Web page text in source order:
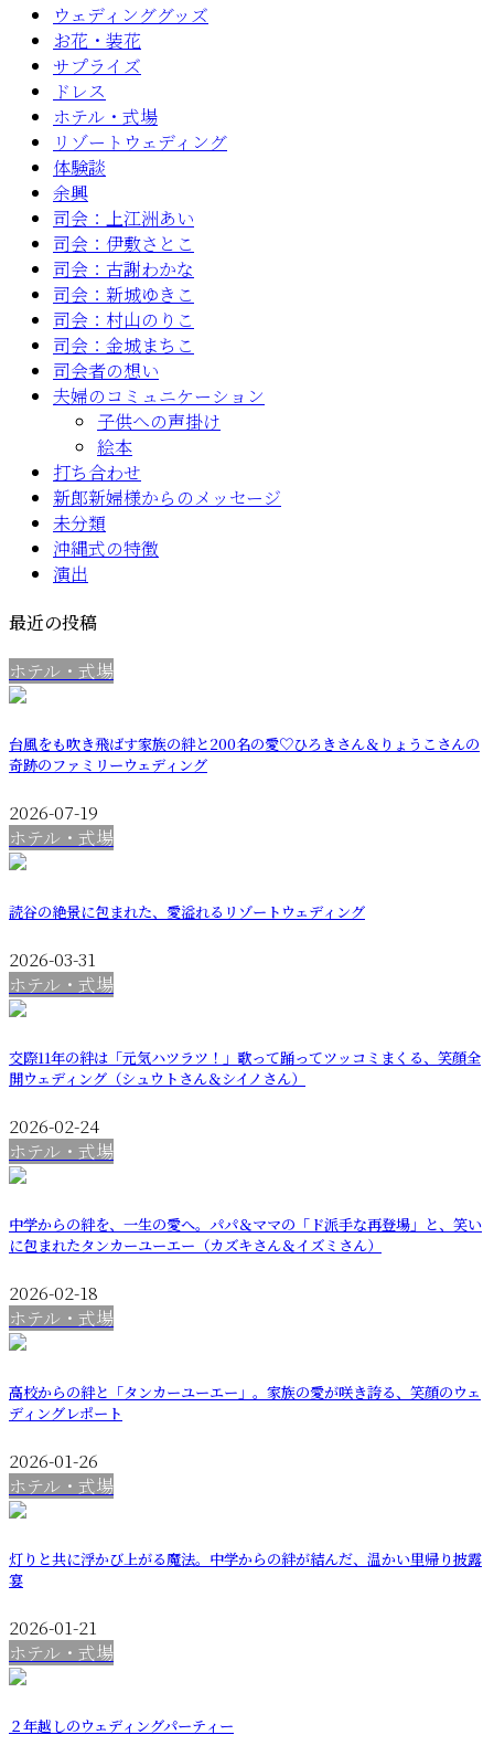
ウェディンググッズ
お花・装花
サプライズ
ドレス
ホテル・式場
リゾートウェディング
体験談
余興
司会：上江洲あい
司会：伊敷さとこ
司会：古謝わかな
司会：新城ゆきこ
司会：村山のりこ
司会：金城まちこ
司会者の想い
夫婦のコミュニケーション
子供への声掛け
絵本
打ち合わせ
新郎新婦様からのメッセージ
未分類
沖縄式の特徴
演出
最近の投稿
ホテル・式場
台風をも吹き飛ばす家族の絆と200名の愛♡ひろきさん＆りょうこさんの
奇跡のファミリーウェディング
2026-07-19
ホテル・式場
読谷の絶景に包まれた、愛溢れるリゾートウェディング
2026-03-31
ホテル・式場
交際11年の絆は「元気ハツラツ！」歌って踊ってツッコミまくる、笑顔全
開ウェディング（シュウトさん＆シイノさん）
2026-02-24
ホテル・式場
中学からの絆を、一生の愛へ。パパ＆ママの「ド派手な再登場」と、笑い
に包まれたタンカーユーエー（カズキさん＆イズミさん）
2026-02-18
ホテル・式場
高校からの絆と「タンカーユーエー」。家族の愛が咲き誇る、笑顔のウェ
ディングレポート
2026-01-26
ホテル・式場
灯りと共に浮かび上がる魔法。中学からの絆が結んだ、温かい里帰り披露
宴
2026-01-21
ホテル・式場
２年越しのウェディングパーティー